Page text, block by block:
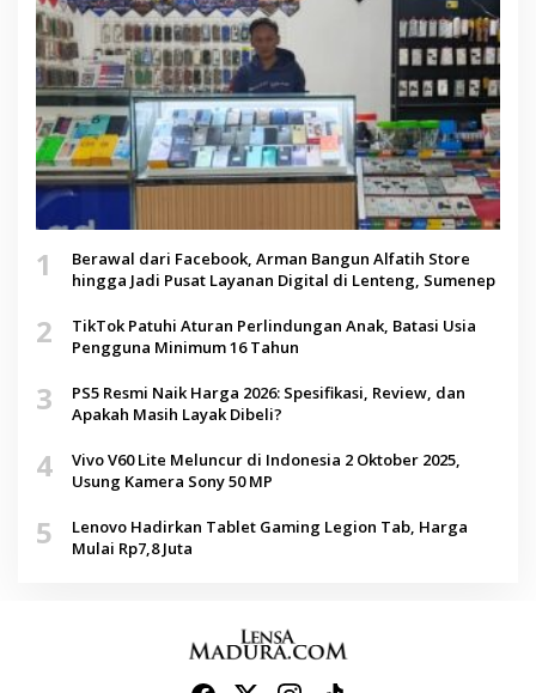
1
Berawal dari Facebook, Arman Bangun Alfatih Store
hingga Jadi Pusat Layanan Digital di Lenteng, Sumenep
2
TikTok Patuhi Aturan Perlindungan Anak, Batasi Usia
Pengguna Minimum 16 Tahun
3
PS5 Resmi Naik Harga 2026: Spesifikasi, Review, dan
Apakah Masih Layak Dibeli?
4
Vivo V60 Lite Meluncur di Indonesia 2 Oktober 2025,
Usung Kamera Sony 50 MP
5
Lenovo Hadirkan Tablet Gaming Legion Tab, Harga
Mulai Rp7,8 Juta